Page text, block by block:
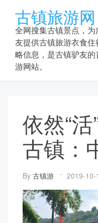
content
古镇旅游网
全网搜集古镇景点，为
友提供古镇旅游衣食住
略信息，是古镇驴友的
游网站。
依然“
古镇：
By 古镇游 2019-10-